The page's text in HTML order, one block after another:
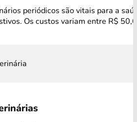
periódicos são vitais para a
Os custos variam entre R$